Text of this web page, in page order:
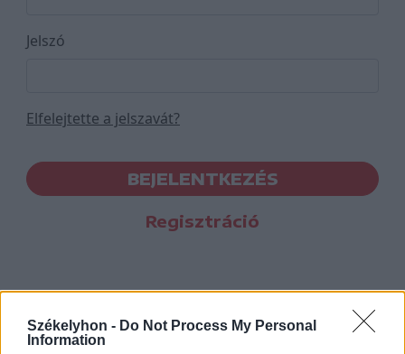
Székelyhon - Do Not Process My Personal
Information
Jelszó
Elfelejtette a jelszavát?
BEJELENTKEZÉS
Regisztráció